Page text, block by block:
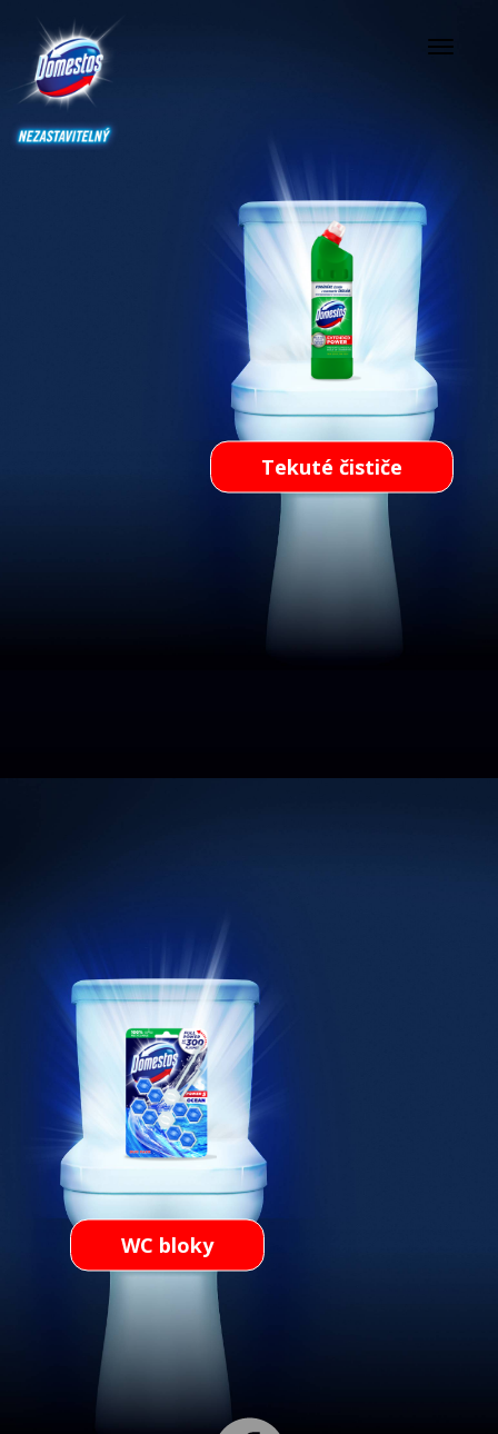
Tekuté čističe
WC bloky
Ano, chci dostávat nabídky a novinky od
Domestos prostřednictvím emailu a online
reklamy na základě mých zájmů a preferencí.
Potvrzuji, že jsem starší 16 let.
jiných značek společnosti Unilever